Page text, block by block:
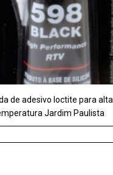
de adesivo loctite para alta
Jardim Paulista